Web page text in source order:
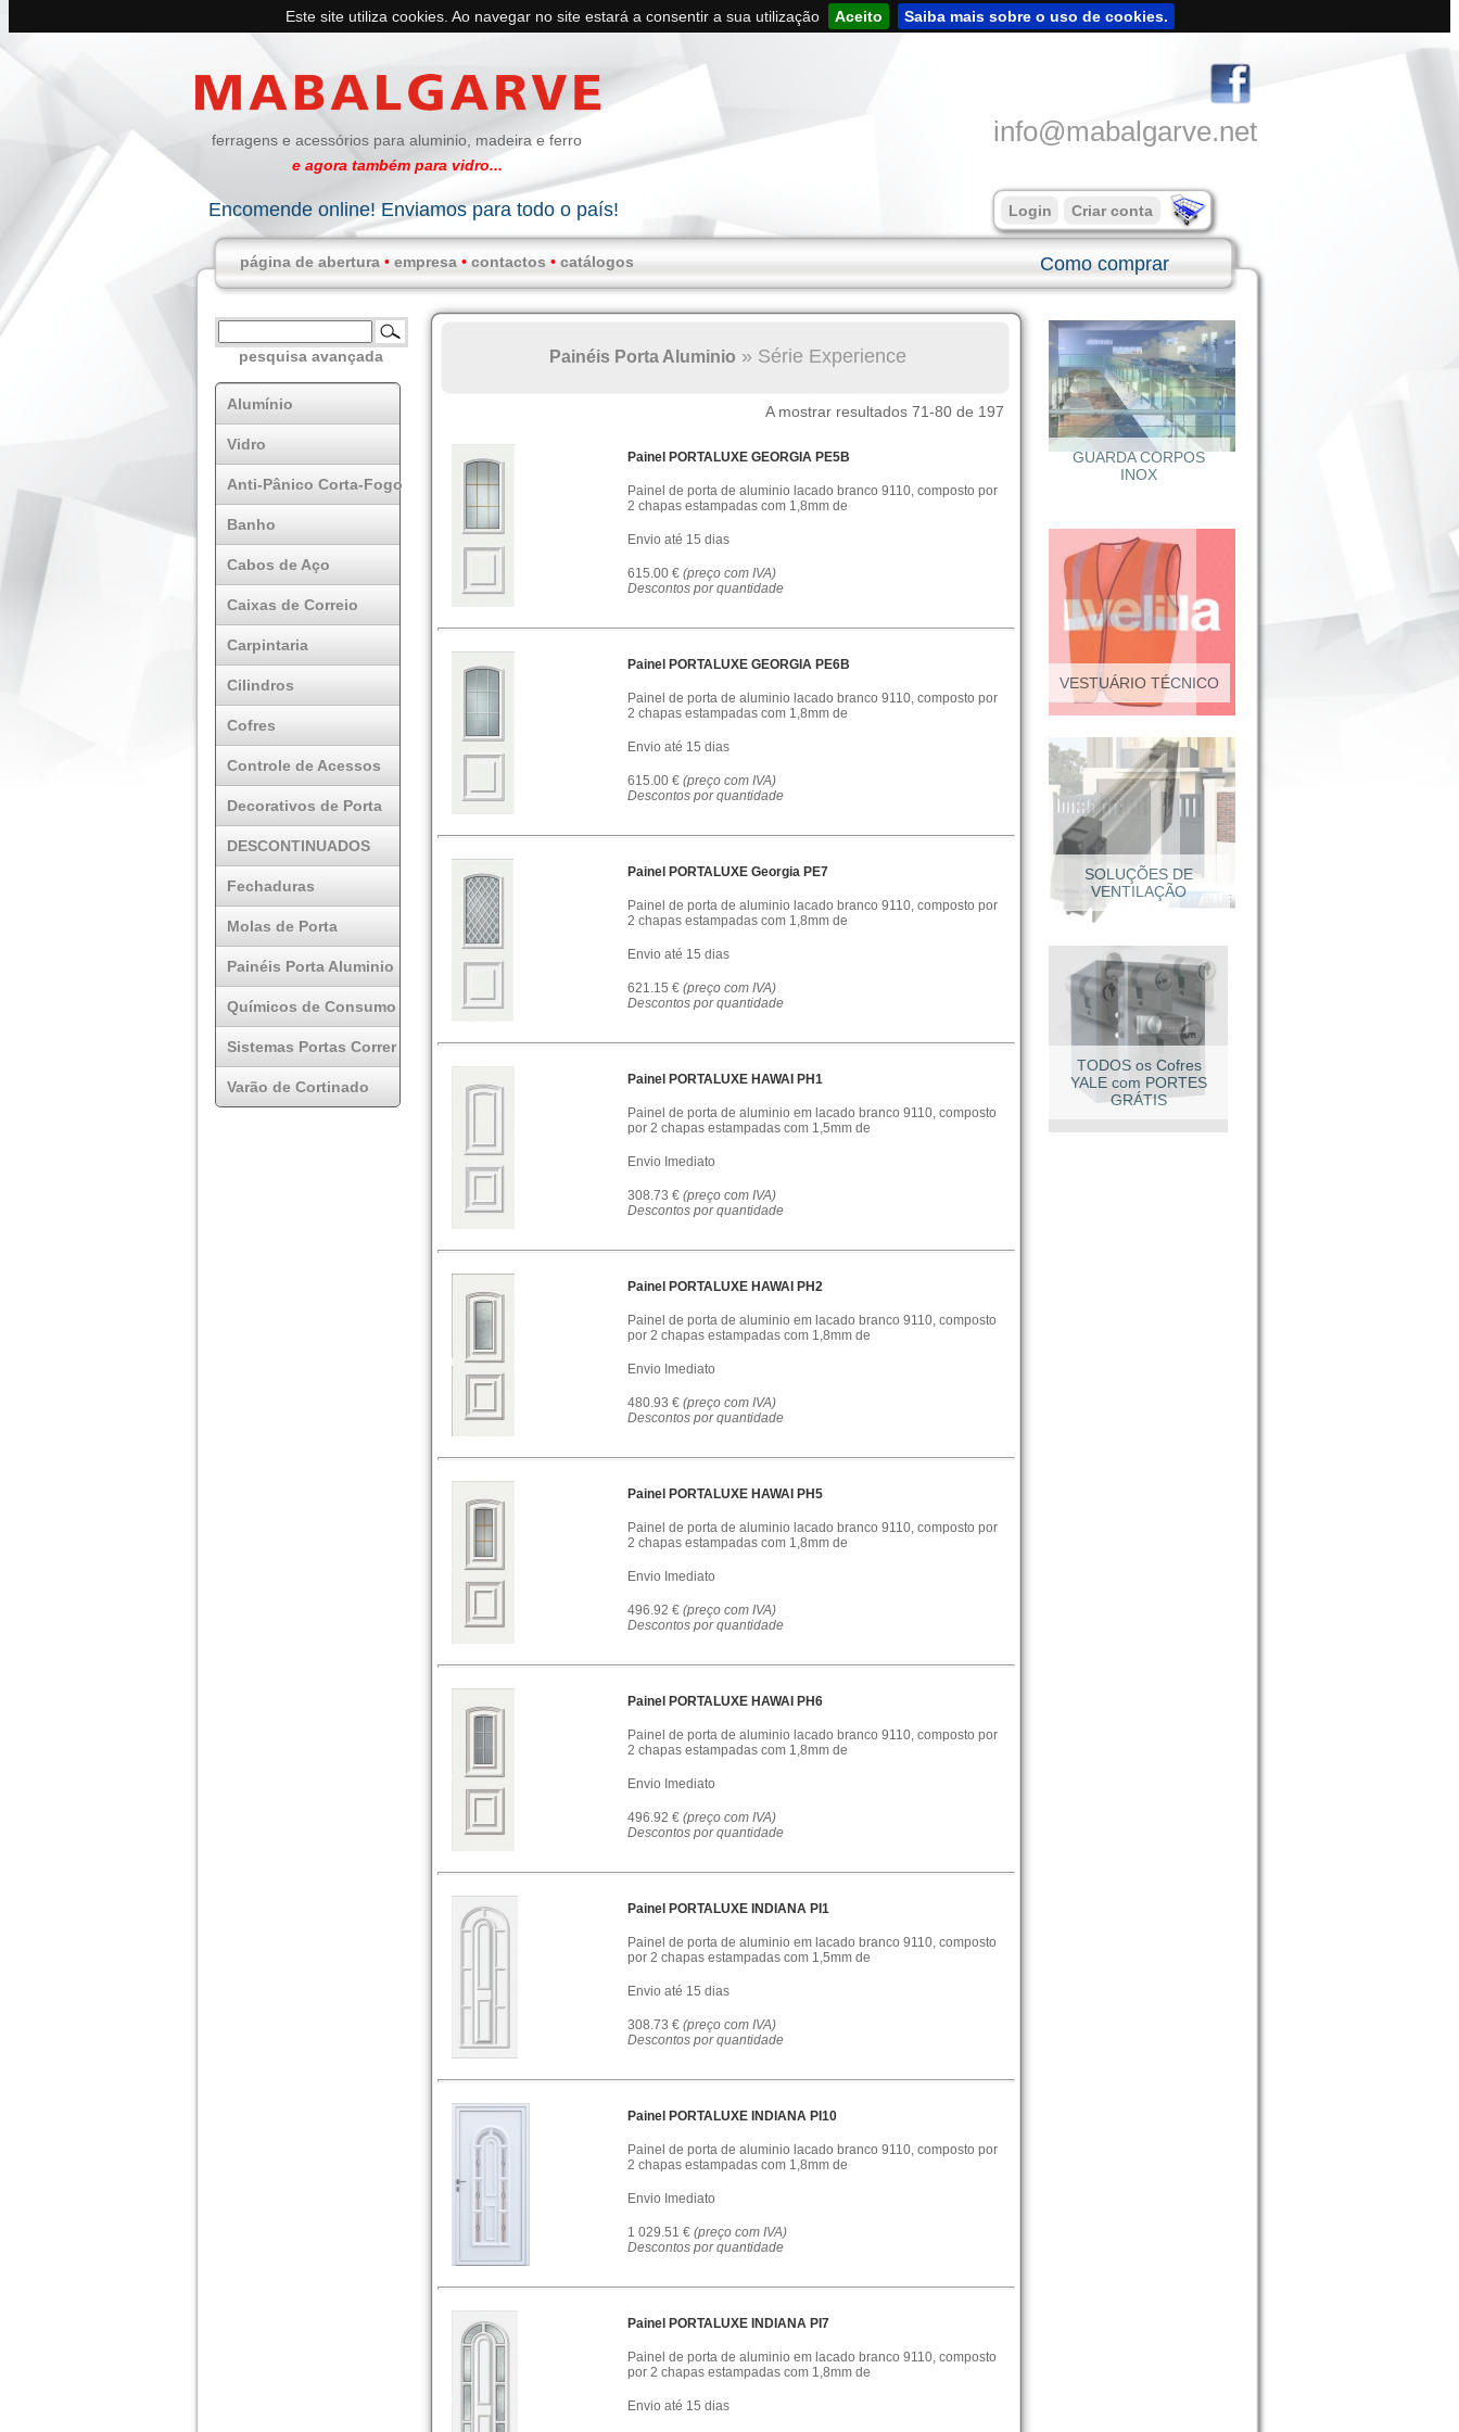
Este site utiliza cookies. Ao navegar no site estará a consentir a sua utilização Aceito Saiba mais sobre o uso de cookies.
ferragens e acessórios para aluminio, madeira e ferro
e agora também para vidro...
info@mabalgarve.net
Encomende online! Enviamos para todo o país! Login Criar conta
página de abertura • empresa • contactos • catálogos Como comprar
pesquisa avançada
Alumínio
Vidro
Anti-Pânico Corta-Fogo
Banho
Cabos de Aço
Caixas de Correio
Carpintaria
Cilindros
Cofres
Controle de Acessos
Decorativos de Porta
DESCONTINUADOS
Fechaduras
Molas de Porta
Painéis Porta Aluminio
Químicos de Consumo
Sistemas Portas Correr
Varão de Cortinado
Painéis Porta Aluminio » Série Experience
A mostrar resultados 71-80 de 197
Painel PORTALUXE GEORGIA PE5B
Painel de porta de aluminio lacado branco 9110, composto por
2 chapas estampadas com 1,8mm de
Envio até 15 dias
615.00 € (preço com IVA)
Descontos por quantidade
Painel PORTALUXE GEORGIA PE6B
Painel de porta de aluminio lacado branco 9110, composto por
2 chapas estampadas com 1,8mm de
Envio até 15 dias
615.00 € (preço com IVA)
Descontos por quantidade
Painel PORTALUXE Georgia PE7
Painel de porta de aluminio lacado branco 9110, composto por
2 chapas estampadas com 1,8mm de
Envio até 15 dias
621.15 € (preço com IVA)
Descontos por quantidade
Painel PORTALUXE HAWAI PH1
Painel de porta de aluminio em lacado branco 9110, composto
por 2 chapas estampadas com 1,5mm de
Envio Imediato
308.73 € (preço com IVA)
Descontos por quantidade
Painel PORTALUXE HAWAI PH2
Painel de porta de aluminio em lacado branco 9110, composto
por 2 chapas estampadas com 1,8mm de
Envio Imediato
480.93 € (preço com IVA)
Descontos por quantidade
Painel PORTALUXE HAWAI PH5
Painel de porta de aluminio lacado branco 9110, composto por
2 chapas estampadas com 1,8mm de
Envio Imediato
496.92 € (preço com IVA)
Descontos por quantidade
Painel PORTALUXE HAWAI PH6
Painel de porta de aluminio lacado branco 9110, composto por
2 chapas estampadas com 1,8mm de
Envio Imediato
496.92 € (preço com IVA)
Descontos por quantidade
Painel PORTALUXE INDIANA PI1
Painel de porta de aluminio em lacado branco 9110, composto
por 2 chapas estampadas com 1,5mm de
Envio até 15 dias
308.73 € (preço com IVA)
Descontos por quantidade
Painel PORTALUXE INDIANA PI10
Painel de porta de aluminio lacado branco 9110, composto por
2 chapas estampadas com 1,8mm de
Envio Imediato
1 029.51 € (preço com IVA)
Descontos por quantidade
Painel PORTALUXE INDIANA PI7
Painel de porta de aluminio em lacado branco 9110, composto
por 2 chapas estampadas com 1,8mm de
Envio até 15 dias
GUARDA CORPOS
INOX
VESTUÁRIO TÉCNICO
SOLUÇÕES DE
VENTILAÇÃO
TODOS os Cofres
YALE com PORTES
GRÁTIS